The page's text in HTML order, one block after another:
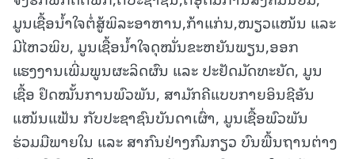
ມູນເຊື້ອນໍ້າໃຈຕໍ່ສູ້ພິລະອາຫານ,ກ້າແກ່ນ,ໜຽວແໜ້ນ ແລະ
ມີໄຫວພິບ, ມູນເຊື້ອນໍ້າໃຈດຸໝັ່ນຂະຫຍັນພຽນ,ອອກ
ແຮງງານເພີ່ມພູນຜະລິດຜົນ ແລະ ປະຢັດມັດທະຍັດ, ມູນ
ເຊື້ອ ຢຶດໝັ້ນການພົວພັນ, ສາມັກຄີແບບກາຍອິນຊີອັນ
ແໜ້ນແຟ້ນ ກັບປະຊາຊົນບັນດາເຜົ່າ, ມູນເຊື້ອພົວພັນ
ຮ່ວມມືພາຍໃນ ແລະ ສາກົນຢ່າງກົມກຽວ ບົນພື້ນຖານຕ່າງ